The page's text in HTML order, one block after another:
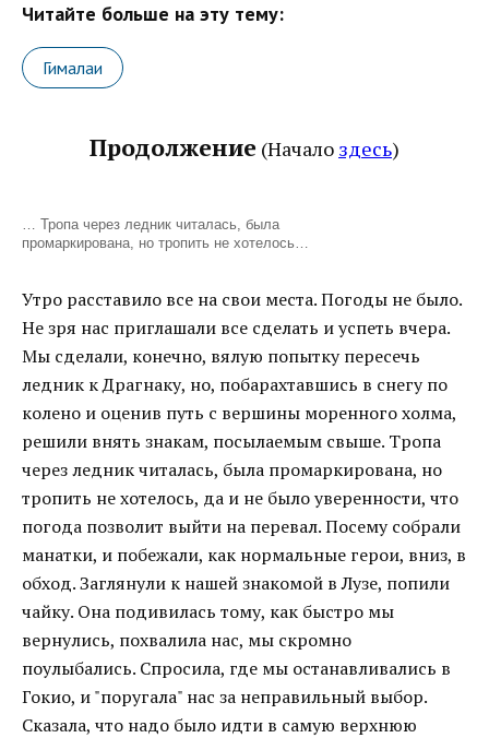
Читайте больше на эту тему:
Гималаи
Продолжение (Начало здесь)
… Тропа через ледник читалась, была
промаркирована, но тропить не хотелось…
Утро расставило все на свои места. Погоды не было.
Не зря нас приглашали все сделать и успеть вчера.
Мы сделали, конечно, вялую попытку пересечь
ледник к Драгнаку, но, побарахтавшись в снегу по
колено и оценив путь с вершины моренного холма,
решили внять знакам, посылаемым свыше. Тропа
через ледник читалась, была промаркирована, но
тропить не хотелось, да и не было уверенности, что
погода позволит выйти на перевал. Посему собрали
манатки, и побежали, как нормальные герои, вниз, в
обход. Заглянули к нашей знакомой в Лузе, попили
чайку. Она подивилась тому, как быстро мы
вернулись, похвалила нас, мы скромно
поулыбались. Спросила, где мы останавливались в
Гокио, и "поругала" нас за неправильный выбор.
Сказала, что надо было идти в самую верхнюю